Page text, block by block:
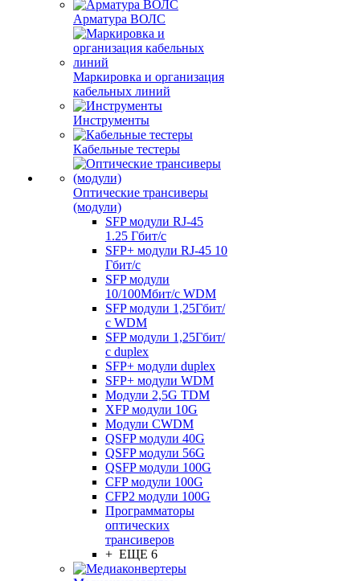
Арматура ВОЛС
Маркировка и организация
кабельных линий
Инструменты
Кабельные тестеры
Оптические трансиверы
(модули)
SFP модули RJ-45
1.25 Гбит/c
SFP+ модули RJ-45 10
Гбит/c
SFP модули
10/100Мбит/с WDM
SFP модули 1,25Гбит/
с WDM
SFP модули 1,25Гбит/
с duplex
SFP+ модули duplex
SFP+ модули WDM
Модули 2,5G TDM
XFP модули 10G
Модули CWDM
QSFP модули 40G
QSFP модули 56G
QSFP модули 100G
CFP модули 100G
CFP2 модули 100G
Программаторы
оптических
трансиверов
+ ЕЩЕ 6